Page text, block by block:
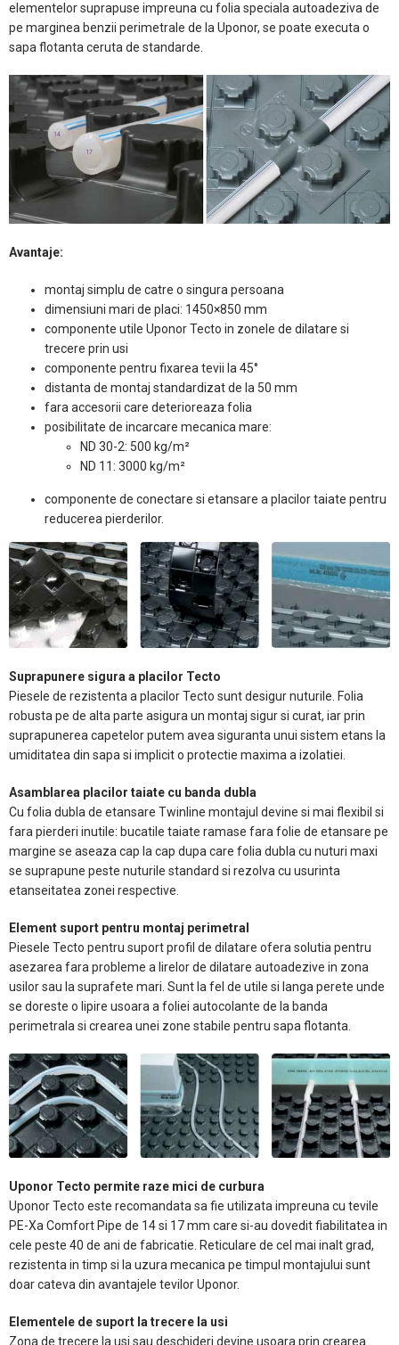
elementelor suprapuse impreuna cu folia speciala autoadeziva de
pe marginea benzii perimetrale de la Uponor, se poate executa o
sapa flotanta ceruta de standarde.
Avantaje:
montaj simplu de catre o singura persoana
dimensiuni mari de placi: 1450×850 mm
componente utile Uponor Tecto in zonele de dilatare si
trecere prin usi
componente pentru fixarea tevii la 45°
distanta de montaj standardizat de la 50 mm
fara accesorii care deterioreaza folia
posibilitate de incarcare mecanica mare:
ND 30-2: 500 kg/m²
ND 11: 3000 kg/m²
componente de conectare si etansare a placilor taiate pentru
reducerea pierderilor.
Suprapunere sigura a placilor Tecto
Piesele de rezistenta a placilor Tecto sunt desigur nuturile. Folia
robusta pe de alta parte asigura un montaj sigur si curat, iar prin
suprapunerea capetelor putem avea siguranta unui sistem etans la
umiditatea din sapa si implicit o protectie maxima a izolatiei.
Asamblarea placilor taiate cu banda dubla
Cu folia dubla de etansare Twinline montajul devine si mai flexibil si
fara pierderi inutile: bucatile taiate ramase fara folie de etansare pe
margine se aseaza cap la cap dupa care folia dubla cu nuturi maxi
se suprapune peste nuturile standard si rezolva cu usurinta
etanseitatea zonei respective.
Element suport pentru montaj perimetral
Piesele Tecto pentru suport profil de dilatare ofera solutia pentru
asezarea fara probleme a lirelor de dilatare autoadezive in zona
usilor sau la suprafete mari. Sunt la fel de utile si langa perete unde
se doreste o lipire usoara a foliei autocolante de la banda
perimetrala si crearea unei zone stabile pentru sapa flotanta.
Uponor Tecto permite raze mici de curbura
Uponor Tecto este recomandata sa fie utilizata impreuna cu tevile
PE-Xa Comfort Pipe de 14 si 17 mm care si-au dovedit fiabilitatea in
cele peste 40 de ani de fabricatie. Reticulare de cel mai inalt grad,
rezistenta in timp si la uzura mecanica pe timpul montajului sunt
doar cateva din avantajele tevilor Uponor.
Elementele de suport la trecere la usi
Zona de trecere la usi sau deschideri devine usoara prin crearea